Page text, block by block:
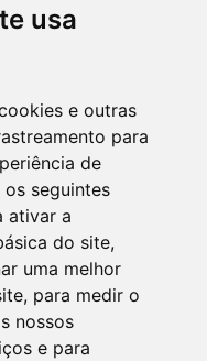
usa
e outras
para
de
seguintes
ativar a
do site,
uma melhor
, para medir o
nossos
e para
SUL
de segunda a
das 7h às 13h
Bom